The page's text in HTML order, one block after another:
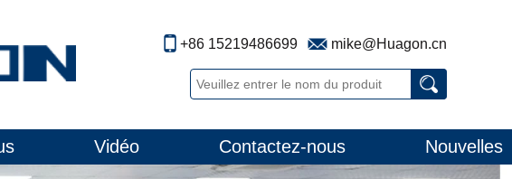
+86 15219486699 mike@Huagon.cn
Vidéo Contactez-nous Nouvelles